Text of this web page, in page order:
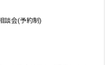
談会(予約制)